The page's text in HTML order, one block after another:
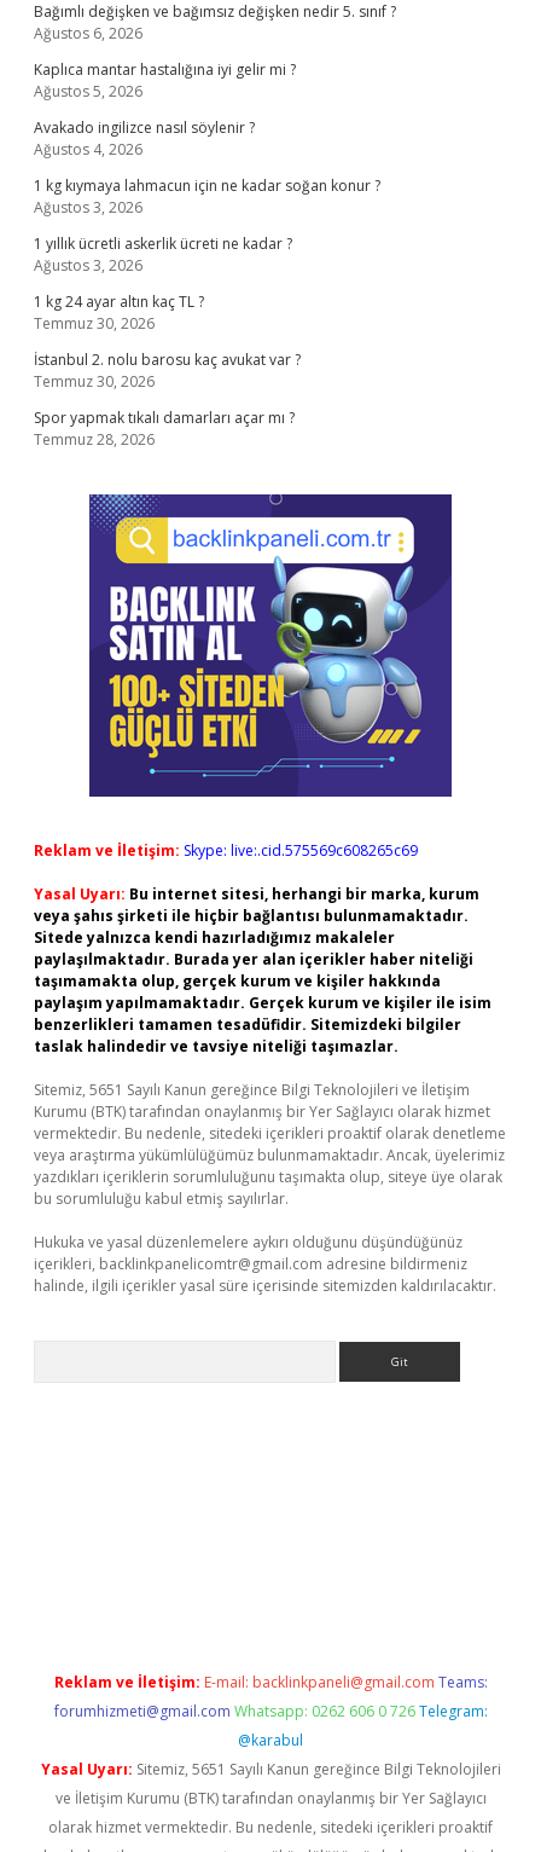
Bağımlı değişken ve bağımsız değişken nedir 5. sınıf ?
Ağustos 6, 2026
Kaplıca mantar hastalığına iyi gelir mi ?
Ağustos 5, 2026
Avakado ingilizce nasıl söylenir ?
Ağustos 4, 2026
1 kg kıymaya lahmacun için ne kadar soğan konur ?
Ağustos 3, 2026
1 yıllık ücretli askerlik ücreti ne kadar ?
Ağustos 3, 2026
1 kg 24 ayar altın kaç TL ?
Temmuz 30, 2026
İstanbul 2. nolu barosu kaç avukat var ?
Temmuz 30, 2026
Spor yapmak tıkalı damarları açar mı ?
Temmuz 28, 2026
Reklam ve İletişim: Skype: live:.cid.575569c608265c69
Yasal Uyarı: Bu internet sitesi, herhangi bir marka, kurum
veya şahıs şirketi ile hiçbir bağlantısı bulunmamaktadır.
Sitede yalnızca kendi hazırladığımız makaleler
paylaşılmaktadır. Burada yer alan içerikler haber niteliği
taşımamakta olup, gerçek kurum ve kişiler hakkında
paylaşım yapılmamaktadır. Gerçek kurum ve kişiler ile isim
benzerlikleri tamamen tesadüfidir. Sitemizdeki bilgiler
taslak halindedir ve tavsiye niteliği taşımazlar.
Sitemiz, 5651 Sayılı Kanun gereğince Bilgi Teknolojileri ve İletişim
Kurumu (BTK) tarafından onaylanmış bir Yer Sağlayıcı olarak hizmet
vermektedir. Bu nedenle, sitedeki içerikleri proaktif olarak denetleme
veya araştırma yükümlülüğümüz bulunmamaktadır. Ancak, üyelerimiz
yazdıkları içeriklerin sorumluluğunu taşımakta olup, siteye üye olarak
bu sorumluluğu kabul etmiş sayılırlar.
Hukuka ve yasal düzenlemelere aykırı olduğunu düşündüğünüz
içerikleri, backlinkpanelicomtr@gmail.com adresine bildirmeniz
halinde, ilgili içerikler yasal süre içerisinde sitemizden kaldırılacaktır.
Reklam ve İletişim: E-mail: backlinkpaneli@gmail.com Teams:
forumhizmeti@gmail.com Whatsapp: 0262 606 0 726 Telegram:
@karabul
Yasal Uyarı: Sitemiz, 5651 Sayılı Kanun gereğince Bilgi Teknolojileri
ve İletişim Kurumu (BTK) tarafından onaylanmış bir Yer Sağlayıcı
olarak hizmet vermektedir. Bu nedenle, sitedeki içerikleri proaktif